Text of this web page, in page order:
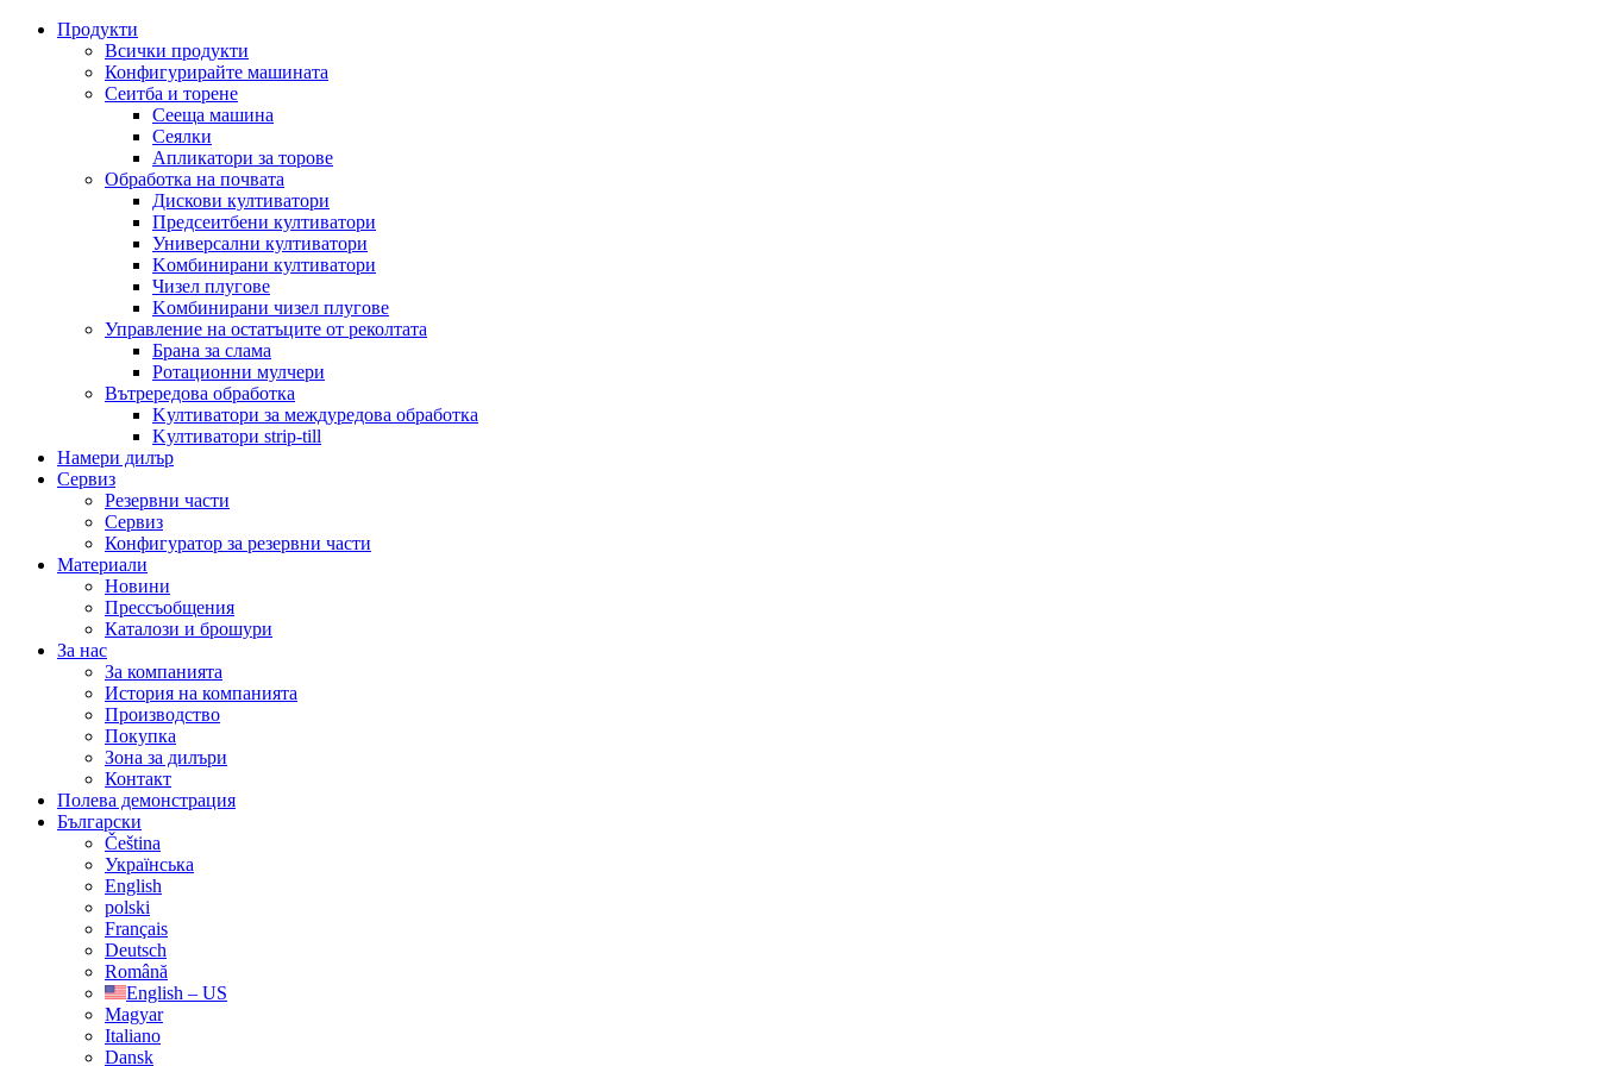
Продукти
Всички продукти
Конфигурирайте машината
Сеитба и торене
Cееща машина
Cеялки
Апликатори за торове
Обработка на почвата
Дискови култиватори
Предсеитбени култиватори
Универсални култиватори
Kомбинирани култиватори
Чизел плугове
Kомбинирани чизел плугове
Управление на остатъците от реколтата
Брана за слама
Pотационни мулчери
Вътрередова обработка
Kултиватори за междуредова обработка
Kултиватори strip-till
Намери дилър
Сервиз
Резервни части
Сервиз
Конфигуратор за резервни части
Материали
Новини
Прессъобщения
Каталози и брошури
За нас
За компанията
История на компанията
Производство
Покупка
Зона за дилъри
Контакт
Полева демонстрация
Български
Čeština
Українська
English
polski
Français
Deutsch
Română
English – US
Magyar
Italiano
Dansk